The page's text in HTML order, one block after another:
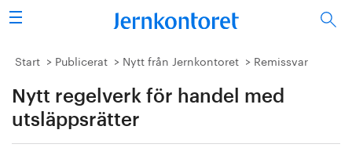
Sök
Stålindustrin
Vision 2050
Start Publicerat Nytt från Jernkontoret Remissvar
Nytt regelverk för handel med
utsläppsrätter